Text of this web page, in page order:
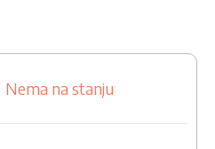
Nema na stanju